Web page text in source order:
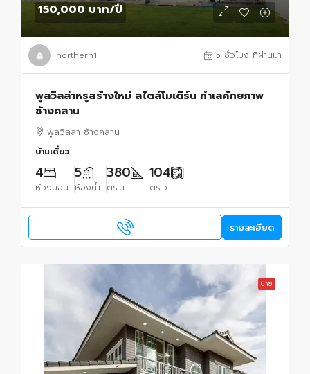
150,000 บาท/ปี
northern1 5 ชั่วโมง ที่ผ่านมา
พูลวิลล่าหรูสร้างใหม่ สไตล์โมเดิร์น ทำเลศักยภาพ
ช้างคลาน
พูลวิลล่า ช้างคลาน
บ้านเดี่ยว
4
ห้องนอน
5
ห้องน้ำ
380
ตร.ม.
104
ตร.ว.
รายละเอียด
ขาย